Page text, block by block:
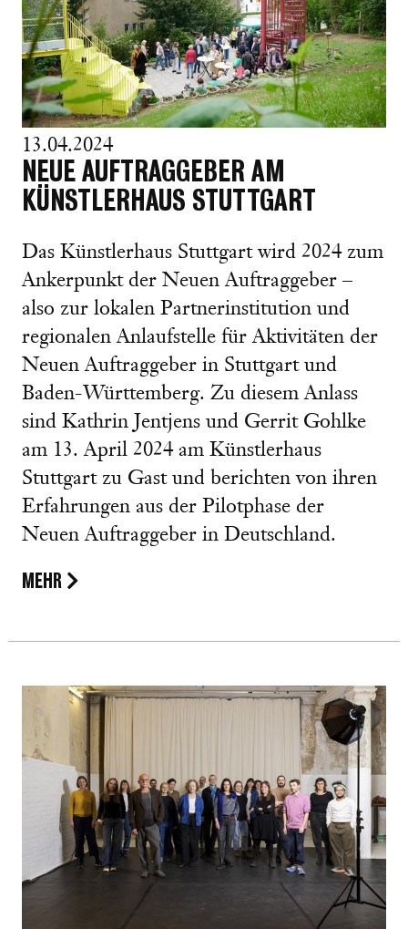
13.04.2024
NEUE AUFTRAGGEBER AM
KÜNSTLERHAUS STUTTGART
Das Künstlerhaus Stuttgart wird 2024 zum
Ankerpunkt der Neuen Auftraggeber –
also zur lokalen Partnerinstitution und
regionalen Anlaufstelle für Aktivitäten der
Neuen Auftraggeber in Stuttgart und
Baden-Württemberg. Zu diesem Anlass
sind Kathrin Jentjens und Gerrit Gohlke
am 13. April 2024 am Künstlerhaus
Stuttgart zu Gast und berichten von ihren
Erfahrungen aus der Pilotphase der
Neuen Auftraggeber in Deutschland.
MEHR